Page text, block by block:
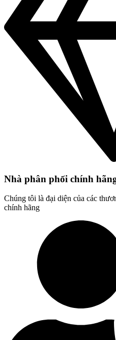
Nhà phân phối chính
Chúng tôi là đại diện của các
chính hãng